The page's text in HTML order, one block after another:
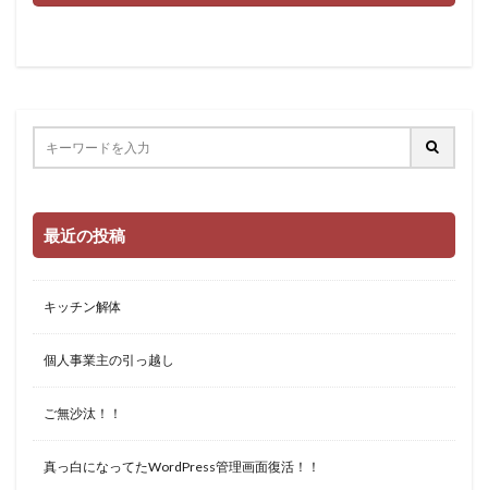
最近の投稿
キッチン解体
個人事業主の引っ越し
ご無沙汰！！
真っ白になってたWordPress管理画面復活！！